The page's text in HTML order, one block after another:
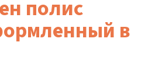
полис
в